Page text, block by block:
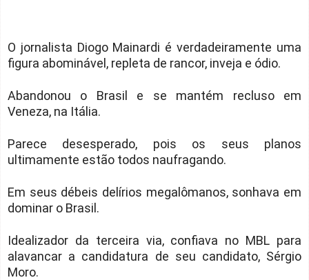
O jornalista Diogo Mainardi é verdadeiramente uma
figura abominável, repleta de rancor, inveja e ódio.
Abandonou o Brasil e se mantém recluso em
Veneza, na Itália.
Parece desesperado, pois os seus planos
ultimamente estão todos naufragando.
Em seus débeis delírios megalômanos, sonhava em
dominar o Brasil.
Idealizador da terceira via, confiava no MBL para
alavancar a candidatura de seu candidato, Sérgio
Moro.